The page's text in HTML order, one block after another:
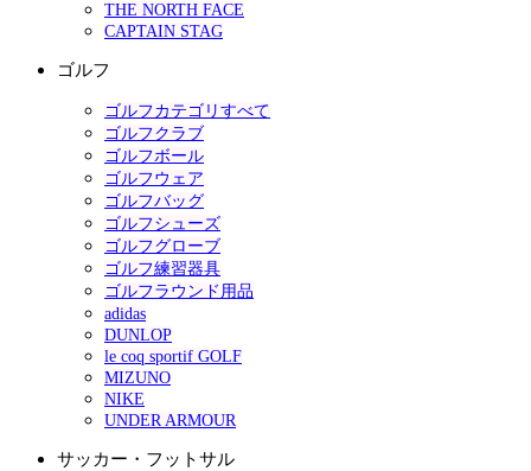
THE NORTH FACE
CAPTAIN STAG
ゴルフ
ゴルフカテゴリすべて
ゴルフクラブ
ゴルフボール
ゴルフウェア
ゴルフバッグ
ゴルフシューズ
ゴルフグローブ
ゴルフ練習器具
ゴルフラウンド用品
adidas
DUNLOP
le coq sportif GOLF
MIZUNO
NIKE
UNDER ARMOUR
サッカー・フットサル